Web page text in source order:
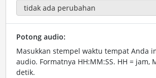
Potong audio:
Masukkan stempel waktu tempat Anda
audio. Formatnya HH:MM:SS. HH = jam,
detik.